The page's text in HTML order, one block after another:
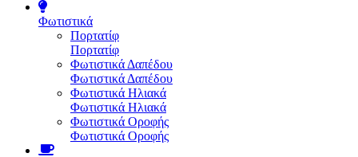
Φωτιστικά
Πορτατίφ
Πορτατίφ
Φωτιστικά Δαπέδου
Φωτιστικά Δαπέδου
Φωτιστικά Ηλιακά
Φωτιστικά Ηλιακά
Φωτιστικά Οροφής
Φωτιστικά Οροφής